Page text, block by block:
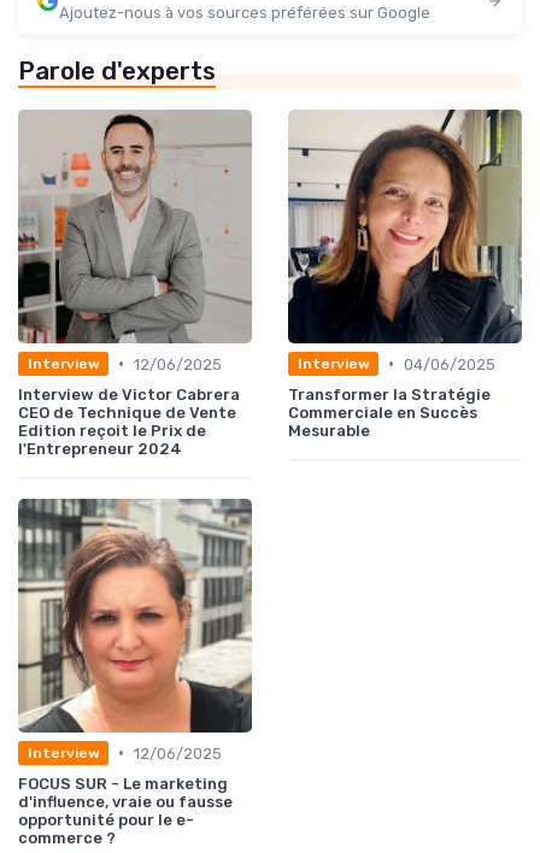
Ajoutez-nous à vos sources préférées sur Google
Parole d'experts
Interview • 12/06/2025
Interview de Victor Cabrera
CEO de Technique de Vente
Edition reçoit le Prix de
l'Entrepreneur 2024
Interview • 04/06/2025
Transformer la Stratégie
Commerciale en Succès
Mesurable
Interview • 12/06/2025
FOCUS SUR - Le marketing
d'influence, vraie ou fausse
opportunité pour le e-
commerce ?